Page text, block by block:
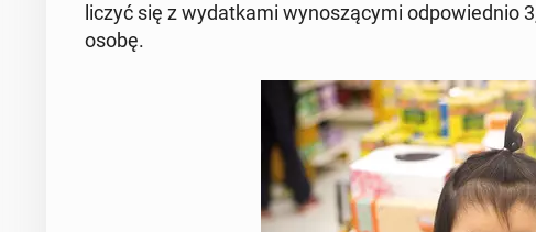
liczyć się z wy­dat­ka­mi wy­no­szą­cy­mi od­po­wied­nio
osobę.